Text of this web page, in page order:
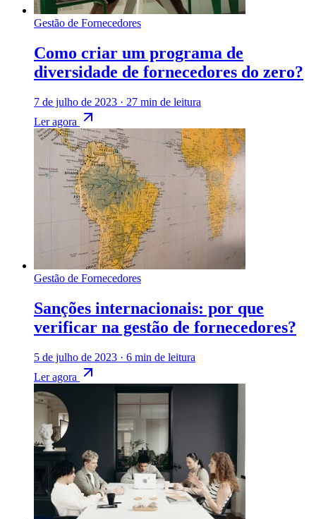
Gestão de Fornecedores
Como criar um programa de
diversidade de fornecedores do zero?
7 de julho de 2023 · 27 min de leitura
Ler agora
Gestão de Fornecedores
Sanções internacionais: por que
verificar na gestão de fornecedores?
5 de julho de 2023 · 6 min de leitura
Ler agora